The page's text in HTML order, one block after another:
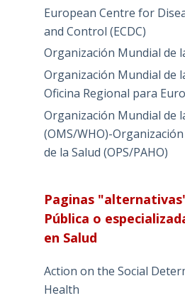
European Centre for
and Control (ECDC)
Organización Mundial de
Organización Mundial de
Oficina Regional para
Organización Mundial de
(OMS/WHO)-
de la Salud (OPS/PAHO)
Paginas
Pública o
en Salud
Action on the Social
Health